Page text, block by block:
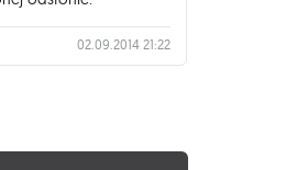
02.09.2014 21:22